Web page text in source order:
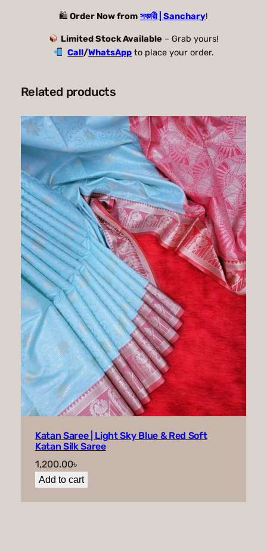
🛍 Order Now from সঞ্চারী | Sanchary!
Limited Stock Available – Grab yours!
Call/WhatsApp to place your order.
Related products
Katan Saree | Light Sky Blue & Red Soft
Katan Silk Saree
1,200.00৳
Add to cart